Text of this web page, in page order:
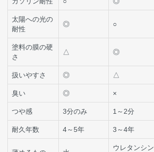
太陽への光の
耐性
◎ ○
塗料の膜の硬
さ
△ ◎
扱いやすさ ◎ △
臭い ◎ ×
つや感 3分のみ 1～2分
耐久年数 4～5年 3～4年
ウレタンシン